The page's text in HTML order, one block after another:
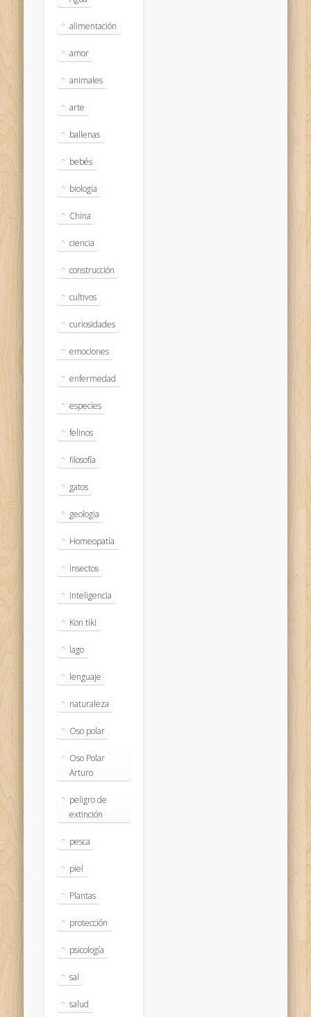
alimentación
amor
animales
arte
ballenas
bebés
biologia
China
ciencia
construcción
cultivos
curiosidades
emociones
enfermedad
especies
felinos
filosofía
gatos
geologia
Homeopatía
insectos
inteligencia
Kon tiki
lago
lenguaje
naturaleza
Oso polar
Oso Polar
Arturo
peligro de
extinción
pesca
piel
Plantas
protección
psicología
sal
salud